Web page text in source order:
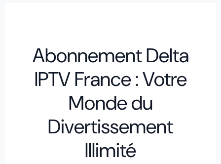
Abonnement Delta
IPTV France : Votre
Monde du
Divertissement
Illimité